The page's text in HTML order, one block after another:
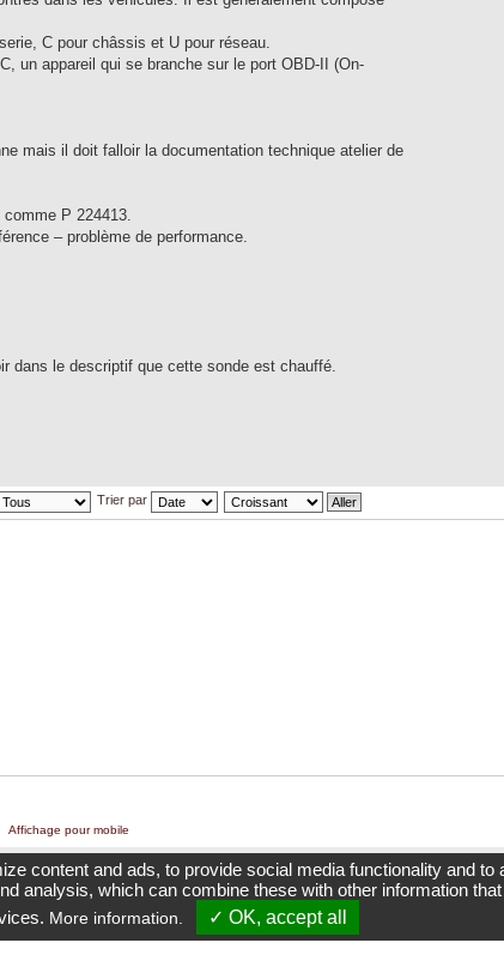
C pour châssis et U pour réseau.
un appareil qui se branche sur le port OBD-II (On-
mais il doit falloir la documentation technique atelier de
P 224413.
– problème de performance.
dans le descriptif que cette sonde est chauffé.
Trier par
Affichage pour mobile
Supprimer les cookies du
Groupe Renault | phpBB | phpBB gallery |CGU|Contact
content and ads, to provide social media functionality and
analysis, which can combine these with other information
More information. ✓ OK, accept all